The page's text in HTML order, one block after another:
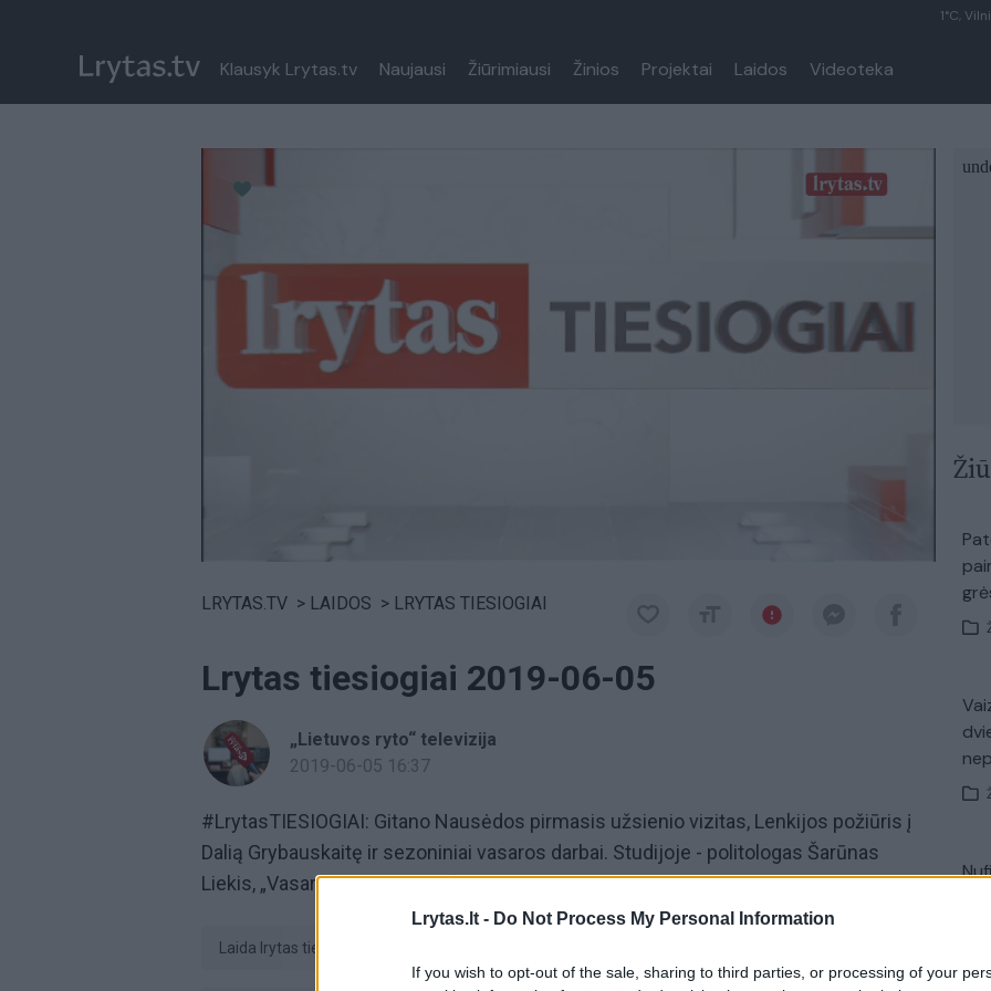
Lrytas.lt - Do Not Process My Personal Information
If you wish to opt-out of the sale, sharing to third parties, or processing of your
1°C,
Klausyk Lrytas.tv Naujausi Žiūrimiausi Žinios Projektai Laidos Videoteka
Paremkite Ukrainą
LRYTAS.TV > LAIDOS > LRYTAS TIESIOGIAI
Lrytas tiesiogiai 2019-06-05
„Lietuvos ryto“ televizija
2019-06-05 16:37
#LrytasTIESIOGIAI: Gitano Nausėdos pirmasis užsienio vizitas, Lenkijos požiūris į
Dalią Grybauskaitę ir sezoniniai vasaros darbai. Studijoje - politologas Šarūnas
Liekis, „Vasaros darbų banko“ iniciatorius Valdas Strazdas.
laida lrytas tiesiogiai